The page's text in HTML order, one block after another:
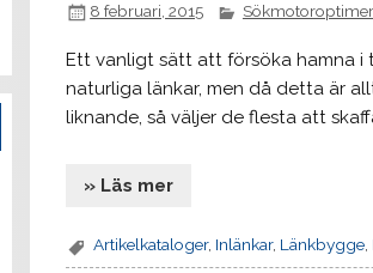
8 februari, 2015
Ett vanligt sätt att försöka hamna i
naturliga länkar, men då detta är
liknande, så väljer de flesta att
» Läs mer
Artikelkataloger, Inlänkar, Länkbygge,